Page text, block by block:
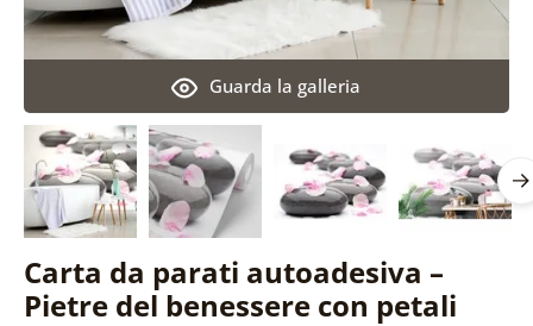
Carta da parati autoadesiva –
Pietre del benessere con petali
Guarda la galleria